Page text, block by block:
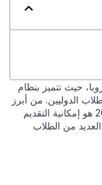
حيث تتميز بنظام
الدوليين. من أبرز
ما يميز المنح الدراسية في فنلندا للعام 2024-2025 هو إمكانية التقديم
العديد من الطلاب